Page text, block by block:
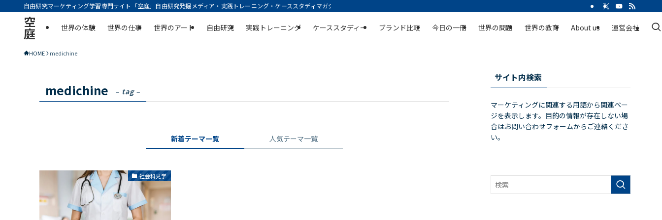
自由研究マーケティング学習専門サイト「空庭」自由研究発掘メディア・実践トレーニング・ケーススタディマガジン | 空庭
空
庭 世界の体験 世界の仕事 世界のアート 自由研究 実践トレーニング ケーススタディー ブランド比較 今日の一冊 世界の問題 世界の教育 About us 運営会社
HOME medichine
medichine – tag –
新着テーマ一覧 人気テーマ一覧
社会科見学
サイト内検索
マーケティングに関連する用語から関連ペー
ジを表示します。目的の情報が存在しない場
合はお問い合わせフォームからご連絡くださ
い。